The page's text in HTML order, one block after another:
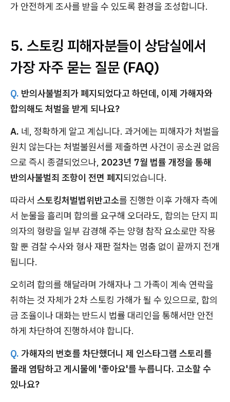
가 안전하게 조사를 받을 수 있도록 환경을 조성합니다.
5. 스토킹 피해자분들이 상담실에서
가장 자주 묻는 질문 (FAQ)
Q. 반의사불벌죄가 폐지되었다고 하던데, 이제 가해자와
합의해도 처벌을 받게 되나요?
A. 네, 정확하게 알고 계십니다. 과거에는 피해자가 처벌을
원치 않는다는 처벌불원서를 제출하면 사건이 공소권 없음
으로 즉시 종결되었으나, 2023년 7월 법률 개정을 통해
반의사불벌죄 조항이 전면 폐지되었습니다.
따라서 스토킹처벌법위반고소를 진행한 이후 가해자 측에
서 눈물을 흘리며 합의를 요구해 오더라도, 합의는 단지 피
의자의 형량을 일부 감경해 주는 양형 참작 요소로만 작용
할 뿐 검찰 수사와 형사 재판 절차는 멈춤 없이 끝까지 전개
됩니다.
오히려 합의를 해달라며 가해자나 그 가족이 계속 연락을
취하는 것 자체가 2차 스토킹 가해가 될 수 있으므로, 합의
금 조율이나 대화는 반드시 법률 대리인을 통해서만 안전
하게 차단하여 진행하셔야 합니다.
Q. 가해자의 번호를 차단했더니 제 인스타그램 스토리를
몰래 염탐하고 게시물에 '좋아요'를 누릅니다. 고소할 수
있나요?